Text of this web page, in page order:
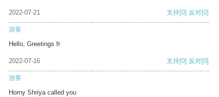
2022-07-21 支持[0] 反对[0]
游客
Hello, Greetings fr
2022-07-16 支持[0] 反对[0]
游客
Horny Shriya called you